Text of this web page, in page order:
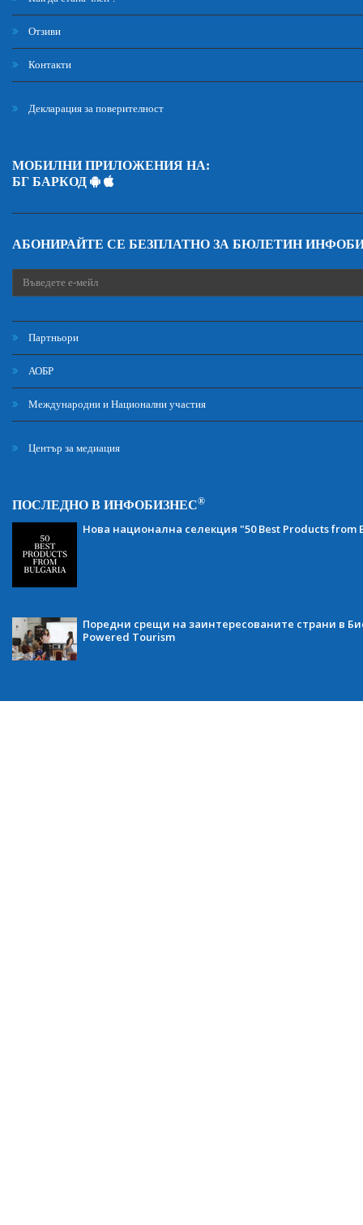
Отзиви
Контакти
Декларация за поверителност
МОБИЛНИ ПРИЛОЖЕНИЯ НА:
БГ БАРКОД
АБОНИРАЙТЕ СЕ БЕЗПЛАТНО ЗА БЮЛЕТИН
Партньори
АОБР
Международни и Национални участия
Център за медиация
ПОСЛЕДНО В ИНФОБИЗНЕС®
Нова национална селекция "50 Best Products from
Поредни срещи на заинтересованите страни в
Powered Tourism